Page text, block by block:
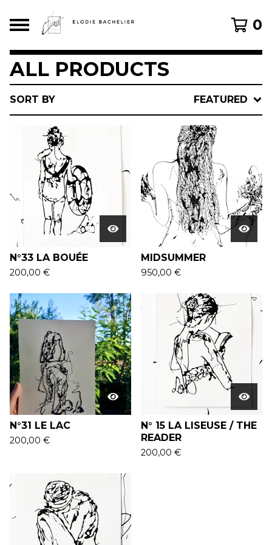
0
ALL PRODUCTS
SORT BY FEATURED
N°33 LA BOUÉE
200,00 €
MIDSUMMER
950,00 €
N°31 LE LAC
200,00 €
N° 15 LA LISEUSE / THE
READER
200,00 €